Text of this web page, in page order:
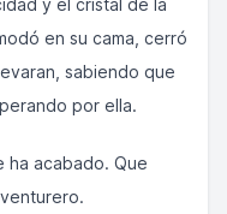
y el cristal de la
en su cama, cerró
sabiendo que
por ella.
ha acabado. Que